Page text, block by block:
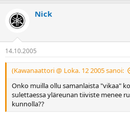
Nick
14.10.2005
(Kawanaattori @ Loka. 12 2005 sanoi:
Onko muilla ollu samanlaista "vikaa"
sulettaessa yläreunan tiiviste menee
kunnolla??